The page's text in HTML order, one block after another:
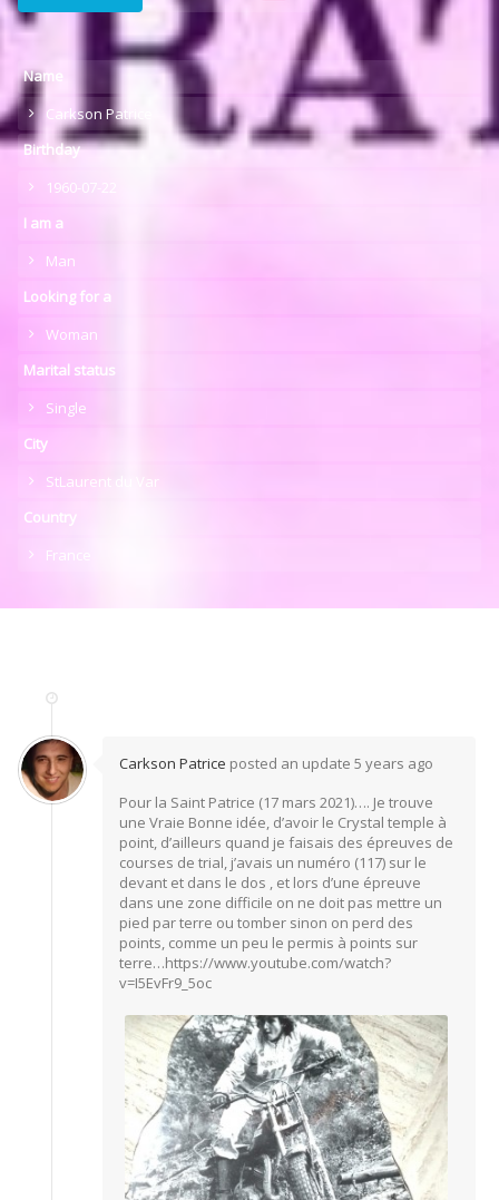
Name
Carkson Patrice
Birthday
1960-07-22
I am a
Man
Looking for a
Woman
Marital status
Single
City
StLaurent du Var
Country
France
Carkson Patrice posted an update 5 years ago
Pour la Saint Patrice (17 mars 2021)…. Je trouve
une Vraie Bonne idée, d’avoir le Crystal temple à
point, d’ailleurs quand je faisais des épreuves de
courses de trial, j’avais un numéro (117) sur le
devant et dans le dos , et lors d’une épreuve
dans une zone difficile on ne doit pas mettre un
pied par terre ou tomber sinon on perd des
points, comme un peu le permis à points sur
terre…https://www.youtube.com/watch?
v=I5EvFr9_5oc